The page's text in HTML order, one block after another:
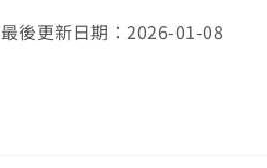
最後更新日期：2026-01-08